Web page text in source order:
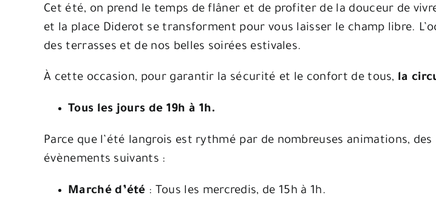
Cet été, on prend le temps de flâner et de profiter de la douceur de
et la place Diderot se transforment pour vous laisser le champ libre.
des terrasses et de nos belles soirées estivales.
À cette occasion, pour garantir la sécurité et le confort de tous, la
Tous les jours de 19h à 1h.
Parce que l’été langrois est rythmé par de nombreuses animations, des
évènements suivants :
Marché d’été : Tous les mercredis, de 15h à 1h.